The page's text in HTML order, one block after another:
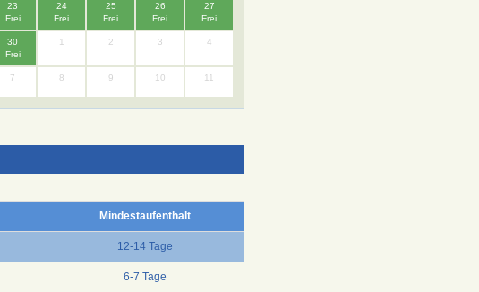
23
Frei
24
Frei
25
Frei
26
Frei
27
Frei
30
Frei
1 2 3 4
7 8 9 10 11
Mindestaufenthalt
12-14 Tage
6-7 Tage